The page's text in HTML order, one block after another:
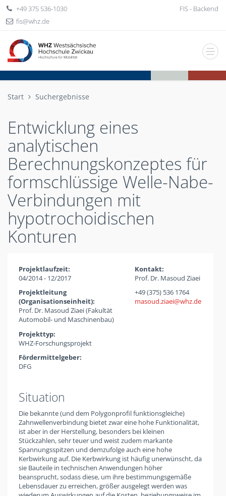
+49 375 536-1030
fis
whzde
FIS - Backend
Start Suchergebnisse
Entwicklung eines
analytischen
Berechnungskonzeptes für
formschlüssige Welle-Nabe-
Verbindungen mit
hypotrochoidischen
Konturen
Projektlaufzeit:
04/2014 - 12/2017
Projektleitung
(Organisationseinheit):
Prof. Dr. Masoud Ziaei (Fakultät
Automobil- und Maschinenbau)
Projekttyp:
WHZ-Forschungsprojekt
Kontakt:
Prof. Dr. Masoud Ziaei
+49 (375) 536 1764
masoud.ziaei
whzde
Fördermittelgeber:
DFG
Situation
Die bekannte (und dem Polygonprofil funktionsgleiche)
Zahnwellenverbindung bietet zwar eine hohe Funktionalität,
ist aber in der Herstellung, besonders bei kleinen
Stückzahlen, sehr teuer und weist zudem markante
Spannungsspitzen und demzufolge auch eine hohe
Kerbwirkung auf. Die Kerbwirkung ist häufig unerwünscht, da
sie Bauteile in technischen Anwendungen höher
beansprucht, sodass diese, um ihre bestimmungsgemäße
Lebensdauer zu erreichen, größer ausgelegt werden was